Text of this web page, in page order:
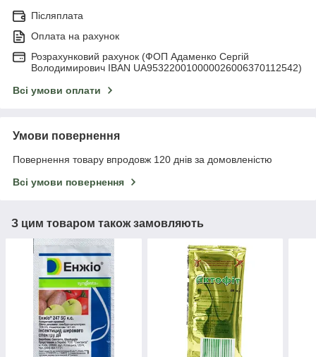
Післяплата
Оплата на рахунок
Розрахунковий рахунок (ФОП Адаменко Сергій
Володимирович IBAN UA953220010000026006370112542)
Всі умови оплати
Умови повернення
Повернення товару впродовж 120 днів за домовленістю
Всі умови повернення
З цим товаром також замовляють